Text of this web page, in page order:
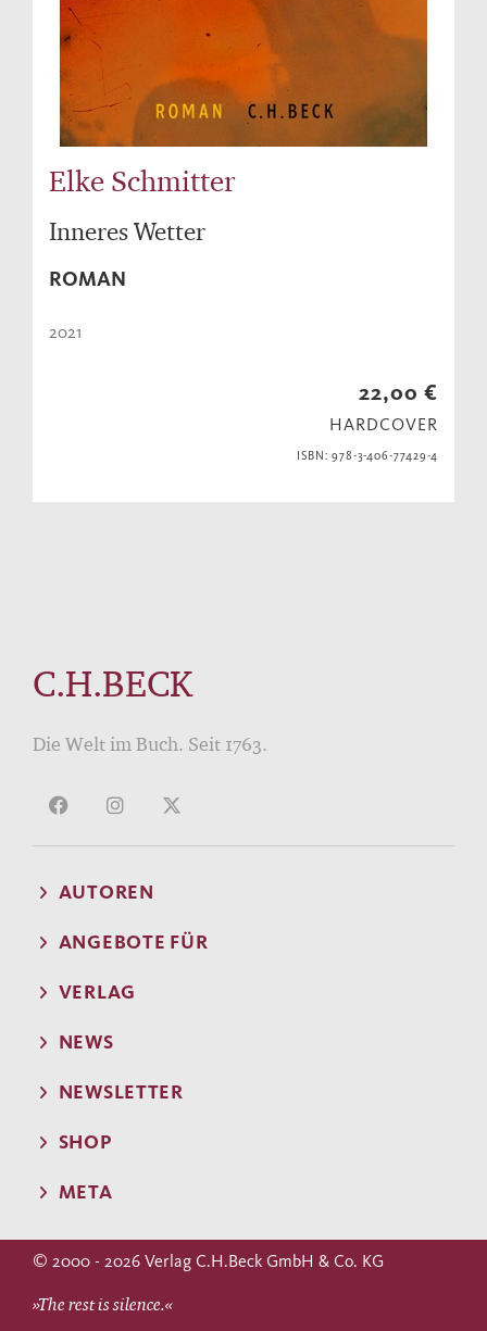
Elke Schmitter
Inneres Wetter
ROMAN
2021
22,00 €
HARDCOVER
ISBN: 978-3-406-77429-4
C.H.BECK
Die Welt im Buch. Seit 1763.
AUTOREN
ANGEBOTE FÜR
VERLAG
NEWS
NEWSLETTER
SHOP
META
© 2000 - 2026 Verlag C.H.Beck GmbH & Co. KG
»The rest is silence.«